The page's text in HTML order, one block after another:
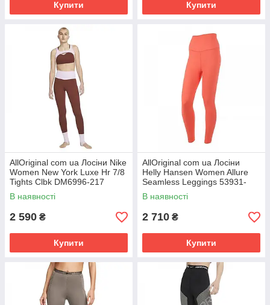
Купити Купити
AllOriginal com ua Лосіни Nike
Women New York Luxe Hr 7/8
Tights Clbk DM6996-217
(Оригінал) РОЗМІРИ
ЗАПИТУЙТЕ
В наявності
2 590 ₴
Купити
AllOriginal com ua Лосіни
Helly Hansen Women Allure
Seamless Leggings 53931-
284 (Оригінал) РОЗМІРИ
ЗАПИТУЙТЕ
В наявності
2 710 ₴
Купити